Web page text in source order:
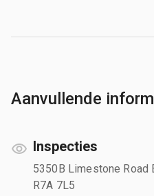
Aanvullende
Inspecties
5350B Limestone Road
R7A 7L5